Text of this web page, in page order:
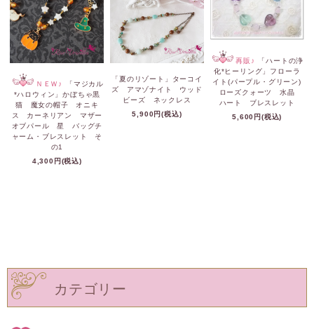
ＮＥＷ♪
「マジカル
*ハロウィン」かぼちゃ黒
猫 魔女の帽子 オニキ
ス カーネリアン マザー
オブパール 星 バッグチ
ャーム・ブレスレット そ
の1
4,300円(税込)
「夏のリゾート」ターコイ
ズ アマゾナイト ウッド
ビーズ ネックレス
5,900円(税込)
再販♪
「ハートの浄
化*ヒーリング」フローラ
イト(パープル・グリーン)
ローズクォーツ 水晶
ハート ブレスレット
5,600円(税込)
カテゴリー